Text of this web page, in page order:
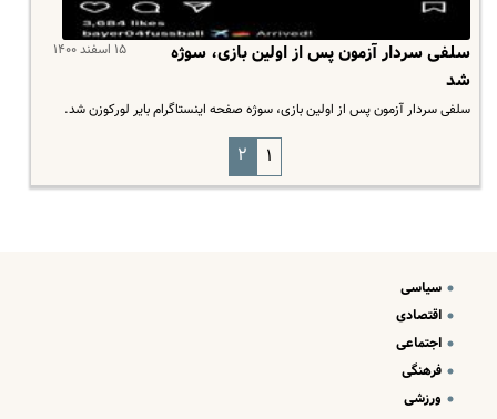
۱۵ اسفند ۱۴۰۰
سلفی سردار آزمون پس از اولین بازی، سوژه
شد
سلفی سردار آزمون پس از اولین بازی، سوژه صفحه اینستاگرام بایر لورکوزن شد.
۱ ۲
سیاسی
اقتصادی
اجتماعی
فرهنگی
ورزشی